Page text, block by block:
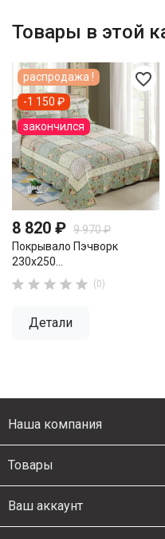
Товары в этой
favorite_border
8 820 ₽ 9 970 ₽
Покрывало Пэчворк
230х250...
     (0)
Детали
распродажа !
-1 150 ₽
закончился
Наша компания
Товары
Ваш аккаунт